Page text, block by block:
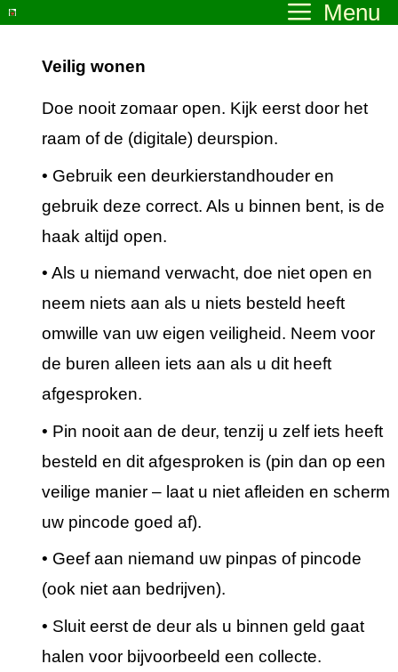
Ga
inhoud
Menu
Veilig wonen
Doe nooit zomaar open. Kijk eerst door het
raam of de (digitale) deurspion.
• Gebruik een deurkierstandhouder en
gebruik deze correct. Als u binnen bent, is de
haak altijd open.
• Als u niemand verwacht, doe niet open en
neem niets aan als u niets besteld heeft
omwille van uw eigen veiligheid. Neem voor
de buren alleen iets aan als u dit heeft
afgesproken.
• Pin nooit aan de deur, tenzij u zelf iets heeft
besteld en dit afgesproken is (pin dan op een
veilige manier – laat u niet afleiden en scherm
uw pincode goed af).
• Geef aan niemand uw pinpas of pincode
(ook niet aan bedrijven).
• Sluit eerst de deur als u binnen geld gaat
halen voor bijvoorbeeld een collecte.